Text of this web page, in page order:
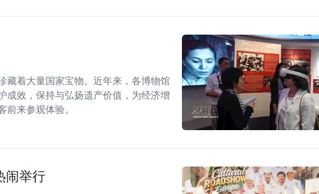
藏着大量国家宝物。近年来，各博物馆
成效，保持与弘扬遗产价值，为经济增
来参观体验。
闹举行